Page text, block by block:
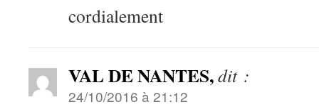
cordialement
VAL DE NANTES,dit :
24/10/2016 à 21:12